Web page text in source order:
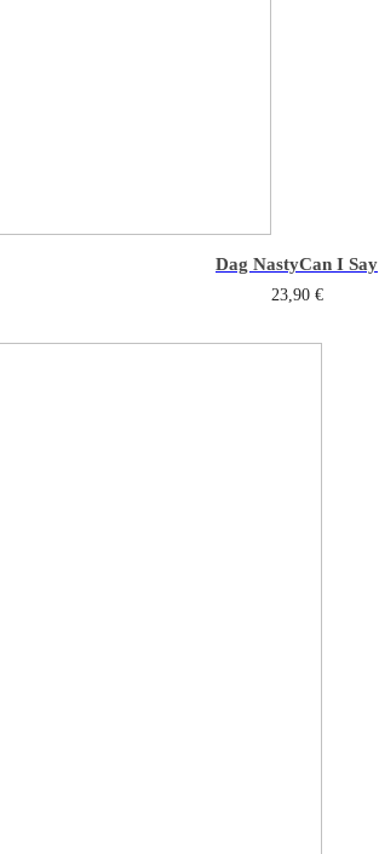
Dag NastyCan I Say
23,90 €